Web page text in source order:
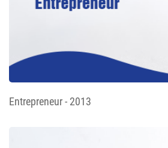
Entrepreneur - 2013